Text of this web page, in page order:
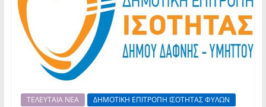
ΤΕΛΕΥΤΑΙΑ ΝΕΑ ΔΗΜΟΤΙΚΗ ΕΠΙΤΡΟΠΗ ΙΣΟΤΗΤΑΣ ΦΥΛΩΝ